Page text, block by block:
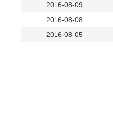
2016-08-09
2016-08-08
2016-08-05